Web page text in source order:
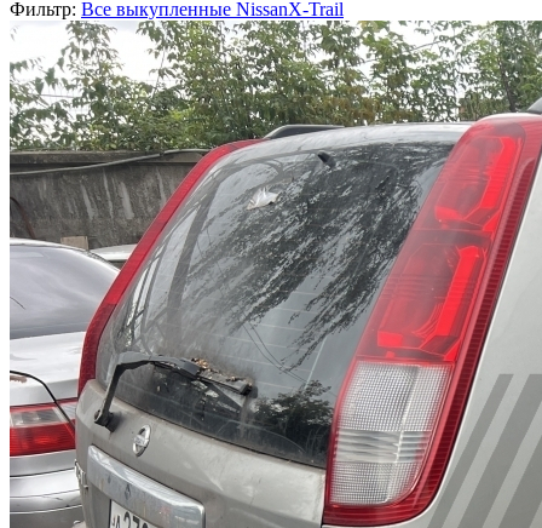
Фильтр: Все выкупленные NissanX-Trail